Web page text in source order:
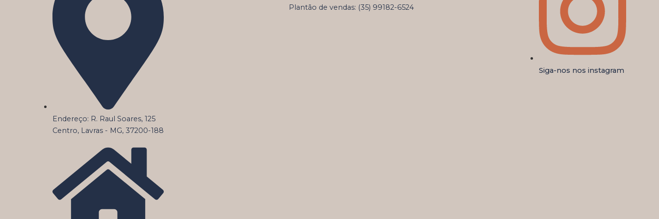
Endereço: R. Raul Soares, 125
Centro, Lavras - MG, 37200-188
Plantão de vendas: (35) 99182-6524
Siga-nos nos instagram